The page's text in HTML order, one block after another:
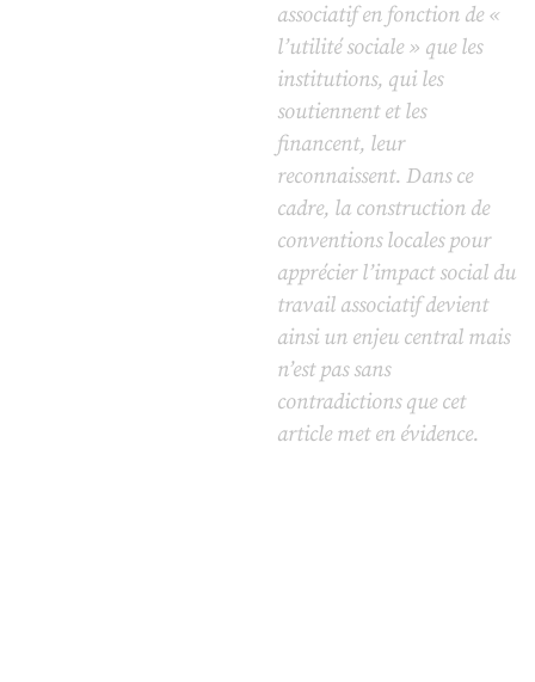
associatif en fonction de «
l’utilité sociale » que les
institutions, qui les
soutiennent et les
financent, leur
reconnaissent. Dans ce
cadre, la construction de
conventions locales pour
apprécier l’impact social du
travail associatif devient
ainsi un enjeu central mais
n’est pas sans
contradictions que cet
article met en évidence.